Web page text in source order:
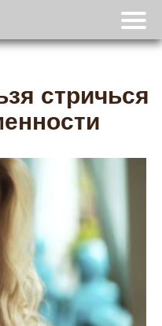
стричься